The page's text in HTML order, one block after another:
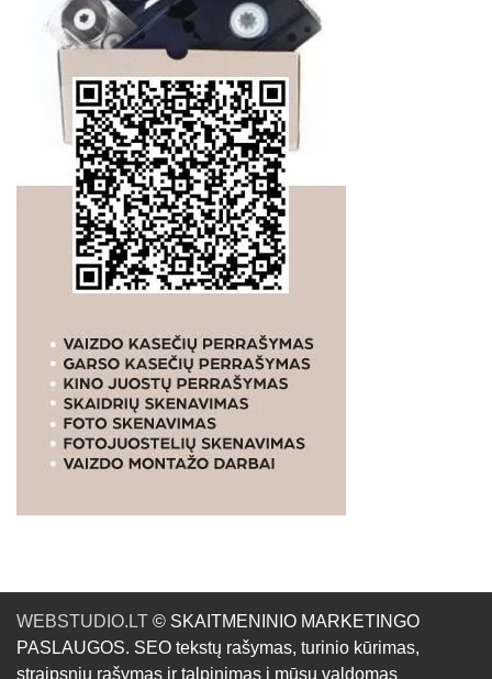
WEBSTUDIO.LT © SKAITMENINIO MARKETINGO
PASLAUGOS. SEO tekstų rašymas, turinio kūrimas,
straipsnių rašymas ir talpinimas į mūsų valdomas